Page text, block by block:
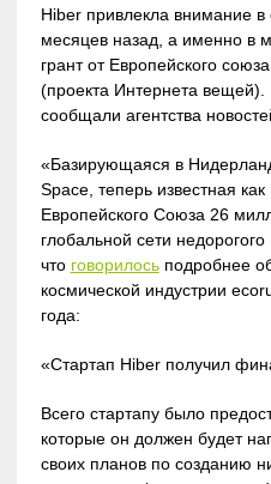
Hiber привлекла внимание в
месяцев назад, а именно в
грант от Европейского
(проекта Интернета вещей).
сообщали агентства
«Базирующаяся в
Space, теперь известная
Европейского Союза 26
глобальной сети
что говорилосьподробнее
космической индустрии
года:
«Стартап Hiber получил
Всего стартапу было
которые он должен будет
своих планов по созданию